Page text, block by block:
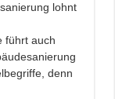
lohnt
führt auch
denn